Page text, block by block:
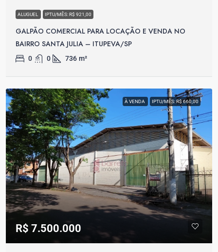
ALUGUEL IPTU/MÊS: R$ 921,00
GALPÃO COMERCIAL PARA LOCAÇÃO E VENDA NO
BAIRRO SANTA JULIA – ITUPEVA/SP
0 0 736 m²
À VENDA IPTU/MÊS: R$ 660,00
R$ 7.500.000